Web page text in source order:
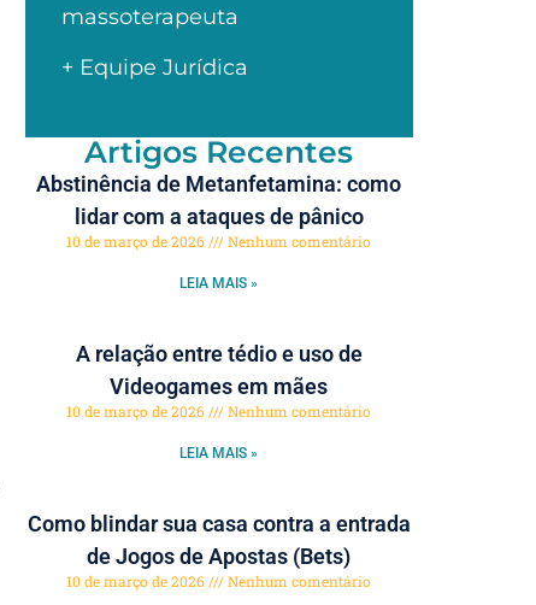
massoterapeuta
+ Equipe Jurídica
Artigos Recentes
Abstinência de Metanfetamina: como
lidar com a ataques de pânico
10 de março de 2026 Nenhum comentário
LEIA MAIS »
A relação entre tédio e uso de
Videogames em mães
10 de março de 2026 Nenhum comentário
LEIA MAIS »
Como blindar sua casa contra a entrada
de Jogos de Apostas (Bets)
10 de março de 2026 Nenhum comentário